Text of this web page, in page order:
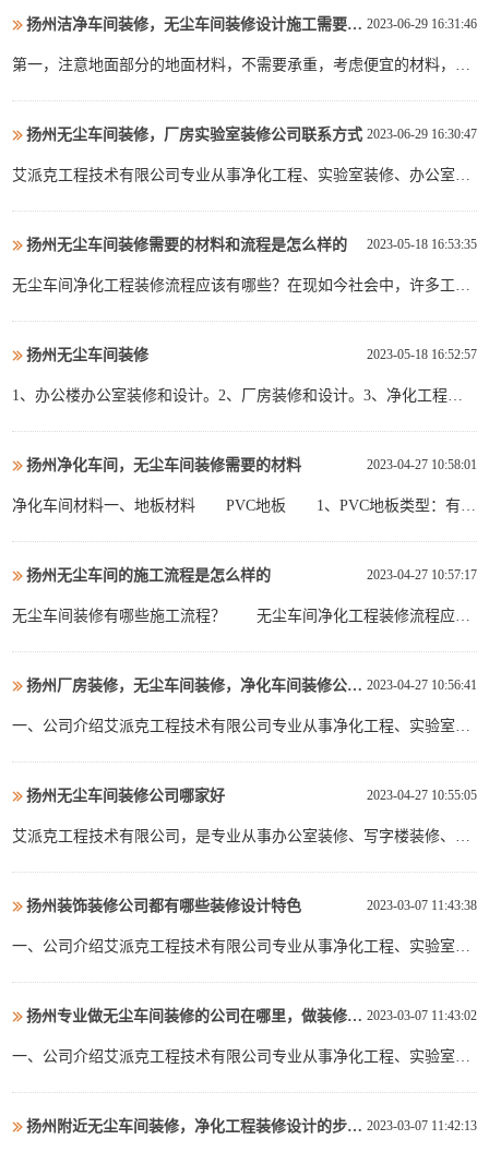
并拓展景观绿化及消防相关工程。公司从业以来，服务过百家企业项
目，我们有丰富的行业经验及高效能力个案分析，我们总能让客户...
2023-06-29 16:31:46
扬州洁净车间装修，无尘车间装修设计施工需要注意什么细节
第一，注意地面部分的地面材料，不需要承重，考虑便宜的材料，比
分采用钢架，顶层应设计有防火、通风、中央空调等。为了美观，顶
部可以用矿棉吸音板等材料装饰。三、有效的空间划分工厂内部的划
2023-06-29 16:30:47
扬州无尘车间装修，厂房实验室装修公司联系方式
艾派克工程技术有限公司专业从事净化工程、实验室装修、办公室装
并拓展景观绿化及消防相关工程。公司从业以来，服务过百家企业项
目，我们有丰富的行业经验及高效能力个案分析，我们总能让客户...
2023-05-18 16:53:35
扬州无尘车间装修需要的材料和流程是怎么样的
无尘车间净化工程装修流程应该有哪些？在现如今社会中，许多工作
了，许多企业在建造无尘车间之前都会问到无尘车间装修流程的问
题。那么，无尘车间装修流程有哪些？那么接下来就一起来了解一下
2023-05-18 16:52:57
扬州无尘车间装修
1、办公楼办公室装修和设计。2、厂房装修和设计。3、净化工程装
苏州代办施工许可证8、苏州装修蓝图设计9、苏州装修施工设计...
2023-04-27 10:58:01
扬州净化车间，无尘车间装修需要的材料
净化车间材料一、地板材料 PVC地板 1、PVC地板类型：有卷
个标准。 3、PVC地板特色： a、耐磨埙、抗划伤、抗老
化。 b、耐腐蚀，对酸、碱、酒精、石油等的抵...
2023-04-27 10:57:17
扬州无尘车间的施工流程是怎么样的
无尘车间装修有哪些施工流程？ 无尘车间净化工程装修流程应该
尘。在这种情况下无尘车间就应运而生了，许多企业在建造无尘车间
之前都会问到无尘车间装修流程的问题。那么，无尘车间装修流程有
2023-04-27 10:56:41
扬州厂房装修，无尘车间装修，净化车间装修公司联系方式
一、公司介绍艾派克工程技术有限公司专业从事净化工程、实验室装
总承包业务并拓展景观绿化及消防相关工程。公司从业以来，服务过
百家企业项目，我们有丰富的行业经验及高效能力个案分析，我...
2023-04-27 10:55:05
扬州无尘车间装修公司哪家好
艾派克工程技术有限公司，是专业从事办公室装修、写字楼装修、、
间和生产空间的交钥匙解决方案，涉及的服务包括：厂房装修,办公室
装修，工业厂房装修,工厂装修,厂房改造装修,苏州...
2023-03-07 11:43:38
扬州装饰装修公司都有哪些装修设计特色
一、公司介绍艾派克工程技术有限公司专业从事净化工程、实验室装
总承包业务并拓展景观绿化及消防相关工程。公司从业以来，服务过
百家企业项目，我们有丰富的行业经验及高效能力个案分析，我...
2023-03-07 11:43:02
扬州专业做无尘车间装修的公司在哪里，做装修的联系方式
一、公司介绍艾派克工程技术有限公司专业从事净化工程、实验室装
总承包业务并拓展景观绿化及消防相关工程。公司从业以来，服务过
2023-03-07 11:42:13
扬州附近无尘车间装修，净化工程装修设计的步骤流程安排